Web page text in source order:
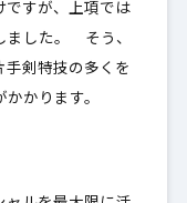
ですが、上項では
ました。 そう、
手剣特技の多くを
かかります。